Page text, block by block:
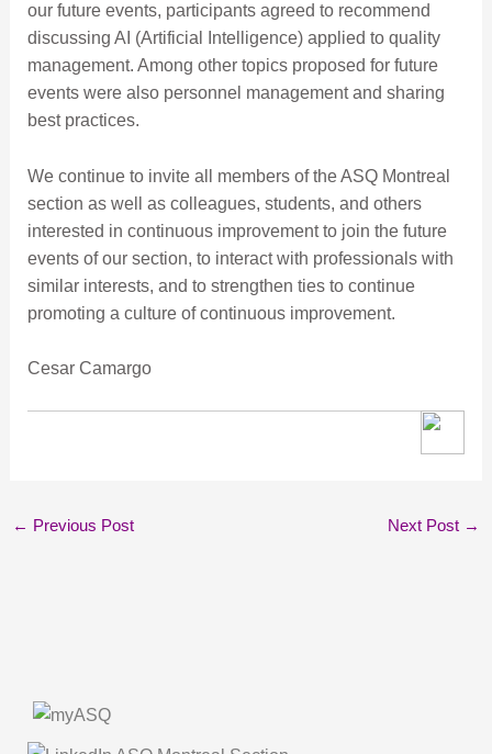
our future events, participants agreed to recommend
discussing AI (Artificial Intelligence) applied to quality
management. Among other topics proposed for future
events were also personnel management and sharing
best practices.
We continue to invite all members of the ASQ Montreal
section as well as colleagues, students, and others
interested in continuous improvement to join the future
events of our section, to interact with professionals with
similar interests, and to strengthen ties to continue
promoting a culture of continuous improvement.
Cesar Camargo
← Previous Post Next Post →